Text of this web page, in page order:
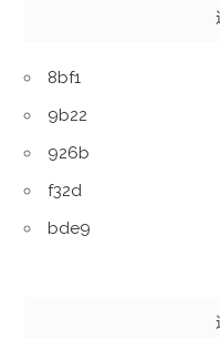
8bf1
9b22
926b
f32d
bde9